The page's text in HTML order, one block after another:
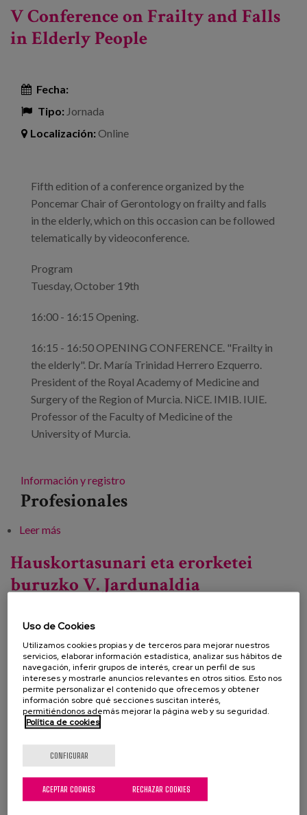
V Conference on Frailty and Falls
in Elderly People
Fecha:
Tipo: Jornada
Localización:Online
Fifth edition of a conference organized by the
Poncemar Chair of Gerontology on frailty and falls
in the elderly, which on this occasion can be followed
telematically by videoconference.
Program
Tuesday, October 19th
16:00 - 16:15 Opening.
16:15 - 16:50 OPENING CONFERENCE. "Frailty in
the elderly". Dr. María Trinidad Herrero Ezquerro.
President of the Royal Academy of Medicine and
Surgery of the Region of Murcia. NiCE. IMIB. IUIE.
Professor of the Faculty of Medicine of the
University of Murcia.
Información y registro
Profesionales
Leer más
Hauskortasunari eta erorketei
buruzko V. Jardunaldia
Fecha:
Tipo:Jornada
Localización: Online
Adinekoen hauskortasunari eta erorketei buruzko
jardunaldien bosgarren edizioa. Oraingoan, modu
Uso de Cookies
Utilizamos cookies propias y de terceros para mejorar nuestros
servicios, elaborar información estadística, analizar sus hábitos de
navegación, inferir grupos de interés, crear un perfil de sus
intereses y mostrarle anuncios relevantes en otros sitios. Esto nos
permite personalizar el contenido que ofrecemos y obtener
información sobre qué secciones suscitan interés,
permitiéndonos además mejorar la página web y su seguridad.
Política de cookies
CONFIGURAR
RECHAZAR COOKIES
ACEPTAR COOKIES